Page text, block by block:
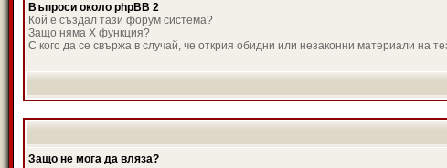
Въпроси около phpBB 2
Кой е създал тази форум система?
Защо няма X функция?
С кого да се свържа в случай, че открия обидни или незаконни материали на
Защо не мога да вляза?